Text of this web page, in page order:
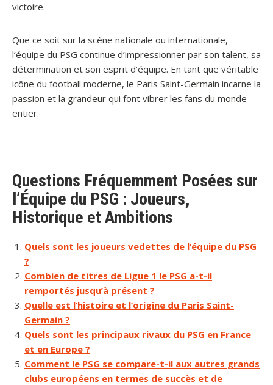
victoire.
Que ce soit sur la scène nationale ou internationale,
l’équipe du PSG continue d’impressionner par son talent, sa
détermination et son esprit d’équipe. En tant que véritable
icône du football moderne, le Paris Saint-Germain incarne la
passion et la grandeur qui font vibrer les fans du monde
entier.
Questions Fréquemment Posées sur
l’Équipe du PSG : Joueurs,
Historique et Ambitions
Quels sont les joueurs vedettes de l’équipe du PSG
?
Combien de titres de Ligue 1 le PSG a-t-il
remportés jusqu’à présent ?
Quelle est l’histoire et l’origine du Paris Saint-
Germain ?
Quels sont les principaux rivaux du PSG en France
et en Europe ?
Comment le PSG se compare-t-il aux autres grands
clubs européens en termes de succès et de